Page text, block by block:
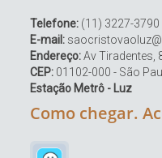
Telefone: (11) 3227-3790
E-mail:
Endereço:Av Tiradentes,
CEP: 01102-000 - São
Estação Metrô - Luz
Como chegar.